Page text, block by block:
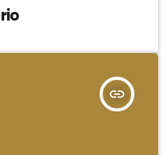
insert_link